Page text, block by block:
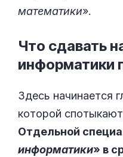
математики».
Что сдавать
информатики
Здесь начинается
которой
Отдельной
информатики» в